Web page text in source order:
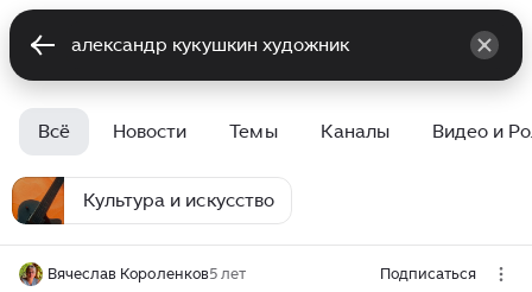
Всё Новости Темы Каналы Видео и
Культура и искусство
Вячеслав Короленков5 лет Подписаться